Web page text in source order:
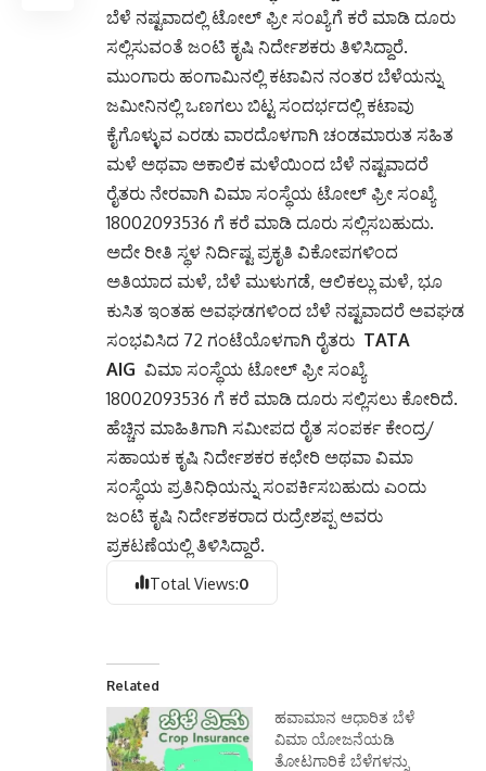
ಬೆಳೆ ನಷ್ಟವಾದಲ್ಲಿ ಟೋಲ್ ಫ್ರೀ ಸಂಖ್ಯೆಗೆ ಕರೆ ಮಾಡಿ ದೂರು
ಸಲ್ಲಿಸುವಂತೆ ಜಂಟಿ ಕೃಷಿ ನಿರ್ದೇಶಕರು ತಿಳಿಸಿದ್ದಾರೆ.
ಮುಂಗಾರು ಹಂಗಾಮಿನಲ್ಲಿ ಕಟಾವಿನ ನಂತರ ಬೆಳೆಯನ್ನು
ಜಮೀನಿನಲ್ಲಿ ಒಣಗಲು ಬಿಟ್ಟ ಸಂದರ್ಭದಲ್ಲಿ ಕಟಾವು
ಕೈಗೊಳ್ಳುವ ಎರಡು ವಾರದೊಳಗಾಗಿ ಚಂಡಮಾರುತ ಸಹಿತ
ಮಳೆ ಅಥವಾ ಅಕಾಲಿಕ ಮಳೆಯಿಂದ ಬೆಳೆ ನಷ್ಟವಾದರೆ
ರೈತರು ನೇರವಾಗಿ ವಿಮಾ ಸಂಸ್ಥೆಯ ಟೋಲ್ ಫ್ರೀ ಸಂಖ್ಯೆ
18002093536 ಗೆ ಕರೆ ಮಾಡಿ ದೂರು ಸಲ್ಲಿಸಬಹುದು.
ಅದೇ ರೀತಿ ಸ್ಥಳ ನಿರ್ದಿಷ್ಟ ಪ್ರಕೃತಿ ವಿಕೋಪಗಳಿಂದ
ಅತಿಯಾದ ಮಳೆ, ಬೆಳೆ ಮುಳುಗಡೆ, ಆಲಿಕಲ್ಲು ಮಳೆ, ಭೂ
ಕುಸಿತ ಇಂತಹ ಅವಘಡಗಳಿಂದ ಬೆಳೆ ನಷ್ಟವಾದರೆ ಅವಘಡ
ಸಂಭವಿಸಿದ 72 ಗಂಟೆಯೊಳಗಾಗಿ ರೈತರು TATA
AIG ವಿಮಾ ಸಂಸ್ಥೆಯ ಟೋಲ್ ಫ್ರೀ ಸಂಖ್ಯೆ
18002093536 ಗೆ ಕರೆ ಮಾಡಿ ದೂರು ಸಲ್ಲಿಸಲು ಕೋರಿದೆ.
ಹೆಚ್ಚಿನ ಮಾಹಿತಿಗಾಗಿ ಸಮೀಪದ ರೈತ ಸಂಪರ್ಕ ಕೇಂದ್ರ/
ಸಹಾಯಕ ಕೃಷಿ ನಿರ್ದೇಶಕರ ಕಛೇರಿ ಅಥವಾ ವಿಮಾ
ಸಂಸ್ಥೆಯ ಪ್ರತಿನಿಧಿಯನ್ನು ಸಂಪರ್ಕಿಸಬಹುದು ಎಂದು
ಜಂಟಿ ಕೃಷಿ ನಿರ್ದೇಶಕರಾದ ರುದ್ರೇಶಪ್ಪ ಅವರು
ಪ್ರಕಟಣೆಯಲ್ಲಿ ತಿಳಿಸಿದ್ದಾರೆ.
Total Views:0
Related
ಹವಾಮಾನ ಆಧಾರಿತ ಬೆಳೆ
ವಿಮಾ ಯೋಜನೆಯಡಿ
ತೋಟಗಾರಿಕೆ ಬೆಳೆಗಳನ್ನು